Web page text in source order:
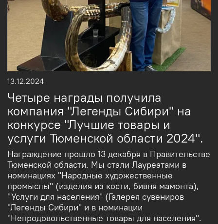
13.12.2024
Четыре награды получила
компания "Легенды Сибири" на
конкурсе "Лучшие товары и
услуги Тюменской области 2024".
Награждение прошло 13 декабря в Правительстве
Тюменской области. Мы стали Лауреатами в
номинациях "Народные художественные
промыслы" (изделия из кости, бивня мамонта),
"Услуги для населения" (Галерея сувениров
"Легенды Сибири" и в номинации
"Непродовольственные товары для населения".